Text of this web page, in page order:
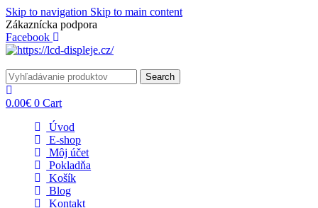
Skip to navigation Skip to main content
Zákaznícka podpora
Facebook
Search
0.00€ 0 Cart
Úvod
E-shop
Môj účet
Pokladňa
Košík
Blog
Kontakt